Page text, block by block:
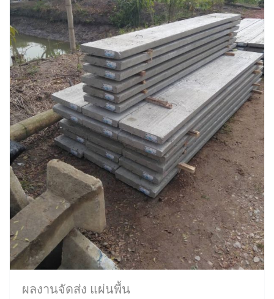
ผลงานจัดส่ง แผ่นพื้น